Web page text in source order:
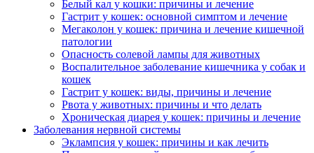
Белый кал у кошки: причины и лечение
Гастрит у кошек: основной симптом и лечение
Мегаколон у кошек: причина и лечение кишечной
патологии
Опасность солевой лампы для животных
Воспалительное заболевание кишечника у собак и
кошек
Гастрит у кошек: виды, причины и лечение
Рвота у животных: причины и что делать
Хроническая диарея у кошек: причины и лечение
Заболевания нервной системы
Эклампсия у кошек: причины и как лечить